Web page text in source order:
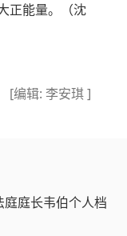
正能量。（沈
[编辑: 李安琪 ]
庭长韦伯个人档